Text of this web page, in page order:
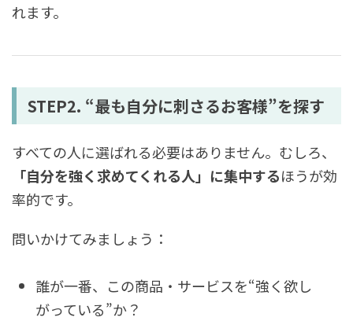
れます。
STEP2. “最も自分に刺さるお客様”を探す
すべての人に選ばれる必要はありません。むしろ、
「自分を強く求めてくれる人」に集中するほうが効
率的です。
問いかけてみましょう：
誰が一番、この商品・サービスを“強く欲し
がっている”か？